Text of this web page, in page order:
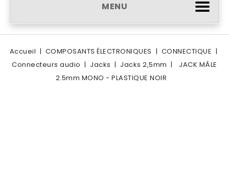
MENU
Accueil COMPOSANTS ÉLECTRONIQUES
CONNECTIQUE
Connecteurs audio
Jacks Jacks 2,5mm
JACK MÂLE
2.5mm MONO - PLASTIQUE NOIR